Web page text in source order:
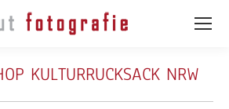
KULTURRUCKSACK NRW